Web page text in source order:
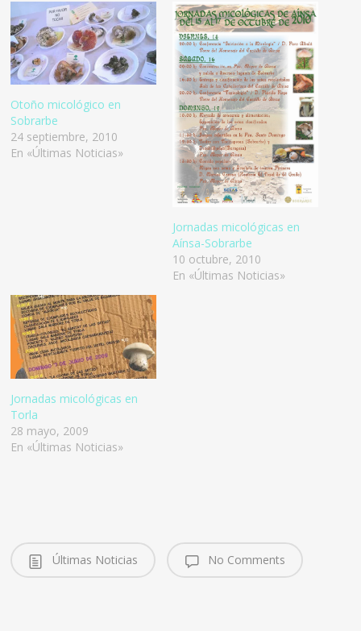
Otoño micológico en
Sobrarbe
24 septiembre, 2010
En «Últimas Noticias»
Jornadas micológicas en
Aínsa-Sobrarbe
10 octubre, 2010
En «Últimas Noticias»
Jornadas micológicas en
Torla
28 mayo, 2009
En «Últimas Noticias»
Últimas Noticias No Comments